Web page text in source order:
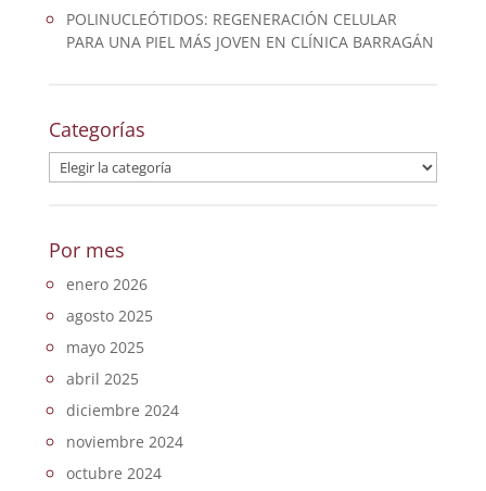
POLINUCLEÓTIDOS: REGENERACIÓN CELULAR
PARA UNA PIEL MÁS JOVEN EN CLÍNICA BARRAGÁN
Categorías
Categorías
Por mes
enero 2026
agosto 2025
mayo 2025
abril 2025
diciembre 2024
noviembre 2024
octubre 2024